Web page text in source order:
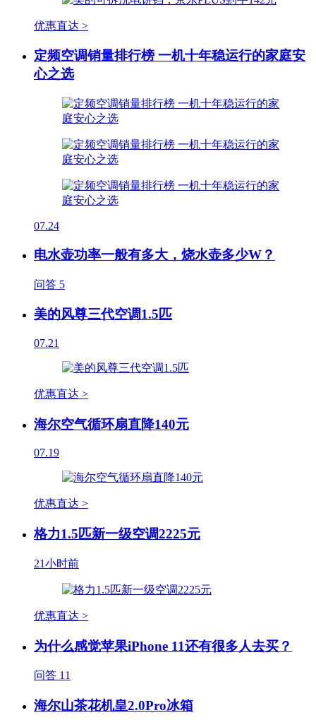
优惠直达 >
定频空调销量排行榜 一机十年稳运行的家庭安
心之选
07.24
电水壶功率一般有多大，烧水壶多少W？
问答 5
美的风尊三代空调1.5匹
07.21
优惠直达 >
海尔空气循环扇直降140元
07.19
优惠直达 >
格力1.5匹新一级空调2225元
21小时前
优惠直达 >
为什么感觉苹果iPhone 11还有很多人去买？
问答 11
海尔山茶花机皇2.0Pro冰箱